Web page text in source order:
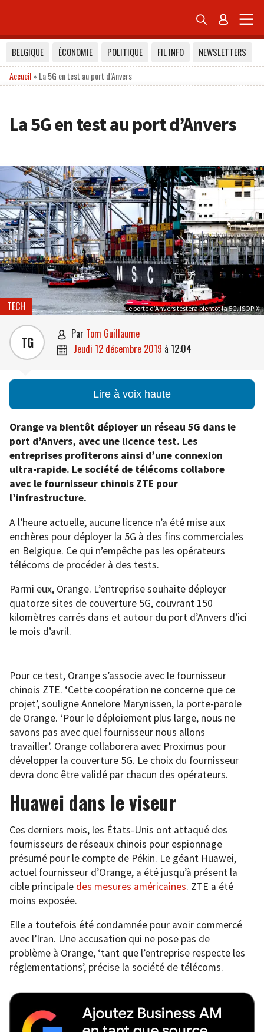
 
BELGIQUE ÉCONOMIE POLITIQUE FIL INFO
NEWSLETTERS
Accueil» La 5G en test au port d’Anvers
La 5G en test au port d’Anvers
Le porte d’Anvers testera bientôt la 5G. ISOPIX
TECH
TG  par Tom Guillaume
 jeudi 12 décembre 2019 à 12:04
Lire à voix haute
Orange va bientôt déployer un réseau 5G dans le
port d’Anvers, avec une licence test. Les
entreprises profiterons ainsi d’une connexion
ultra-rapide. Le société de télécoms collabore
avec le fournisseur chinois ZTE pour
l’infrastructure.
A l’heure actuelle, aucune licence n’a été mise aux
enchères pour déployer la 5G à des fins commerciales
en Belgique. Ce qui n’empêche pas les opérateurs
télécoms de procéder à des tests.
Parmi eux, Orange. L’entreprise souhaite déployer
quatorze sites de couverture 5G, couvrant 150
kilomètres carrés dans et autour du port d’Anvers d’ici
le mois d’avril.
Pour ce test, Orange s’associe avec le fournisseur
chinois ZTE. ‘Cette coopération ne concerne que ce
projet’, souligne Annelore Marynissen, la porte-parole
de Orange. ‘Pour le déploiement plus large, nous ne
savons pas avec quel fournisseur nous allons
travailler’. Orange collaborera avec Proximus pour
développer la couverture 5G. Le choix du fournisseur
devra donc être validé par chacun des opérateurs.
Huawei dans le viseur
Ces derniers mois, les États-Unis ont attaqué des
fournisseurs de réseaux chinois pour espionnage
présumé pour le compte de Pékin. Le géant Huawei,
actuel fournisseur d’Orange, a été jusqu’à présent la
cible principale des mesures américaines. ZTE a été
moins exposée.
Elle a toutefois été condamnée pour avoir commercé
avec l’Iran. Une accusation qui ne pose pas de
problème à Orange, ‘tant que l’entreprise respecte les
réglementations’, précise la société de télécoms.